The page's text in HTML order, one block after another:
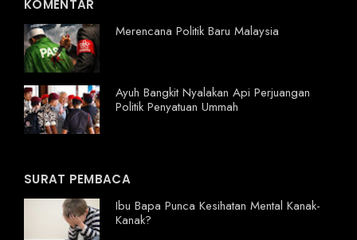
KOMENTAR
Merencana Politik Baru Malaysia
Ayuh Bangkit Nyalakan Api Perjuangan
Politik Penyatuan Ummah
SURAT PEMBACA
Ibu Bapa Punca Kesihatan Mental Kanak-
Kanak?